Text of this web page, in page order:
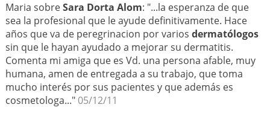
Maria sobreSara Dorta Alom: "...la esperanza de que
sea la profesional que le ayude definitivamente. Hace
años que va de peregrinacion por varios dermatólogos
sin que le hayan ayudado a mejorar su dermatitis.
Comenta mi amiga que es Vd. una persona afable, muy
humana, amen de entregada a su trabajo, que toma
mucho interés por sus pacientes y que además es
cosmetologa..." 05/12/11